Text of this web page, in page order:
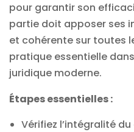
pour garantir son
partie doit apposer ses
et cohérente sur toutes
pratique essentielle
juridique moderne.
Étapes essentielles :
Vérifiez l’intégralité